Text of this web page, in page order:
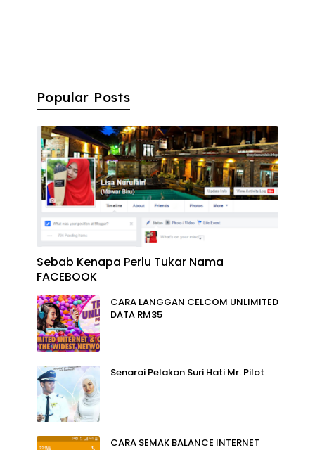
Popular Posts
Sebab Kenapa Perlu Tukar Nama
FACEBOOK
CARA LANGGAN CELCOM UNLIMITED
DATA RM35
Senarai Pelakon Suri Hati Mr. Pilot
CARA SEMAK BALANCE INTERNET